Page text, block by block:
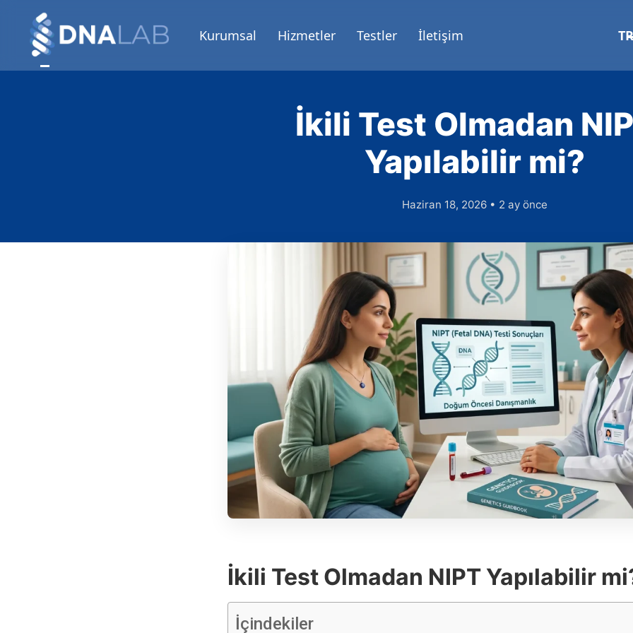
Kurumsal Hizmetler Testler İletişim TR
İkili Test Olmadan
Yapılabilir mi?
Haziran 18, 2026 • 2 ay önce
İkili Test Olmadan NIPT Yapılabilir
İçindekiler